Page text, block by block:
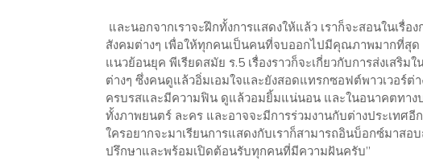
และนอกจากเราจะฝึกทั้งการแสดงให้แล้ว เราก็จะสอนในเรื่อ
สังคมต่างๆ เพื่อให้ทุกคนเป็นคนที่จบออกไปมีคุณภาพมากที่สุด
แนวย้อนยุค พีเรียดสมัย ร.5 เรื่องราวก็จะเกี่ยวกับการส่งเสริ
ต่างๆ ซึ่งคนดูแล้วอิ่มเอมใจและยังสอดแทรกซอฟต์พาวเวอร์ต่
ครบรสและมีความฟิน ดูแล้วอมยิ้มแน่นอน และในอนาคตทาง
ทั้งภาพยนตร์ ละคร และอาจจะมีการร่วมงานกับต่างประเทศ
ใครอยากจะมาเรียนการแสดงกับเราก็สามารถอินบ็อกซ์มาสอ
ปรึกษาและพร้อมเปิดต้อนรับทุกคนที่มีความฝันครับ”